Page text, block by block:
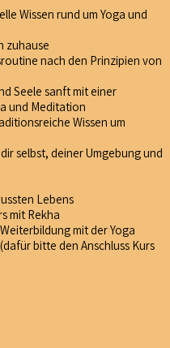
Wissen rund um Yoga und
zuhause
nach den Prinzipien von
Seele sanft mit einer
und Meditation
Wissen um
selbst, deiner Umgebung und
Lebens
mit Rekha
mit der Yoga
bitte den Anschluss Kurs